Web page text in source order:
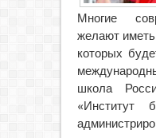
Многие
желают
которых
школа
«Институт